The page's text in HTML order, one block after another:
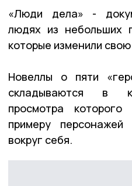
«Люди дела» -
людях из небольших
которые изменили
Новеллы о пяти
складываются в
просмотра которого
примеру
вокруг себя.